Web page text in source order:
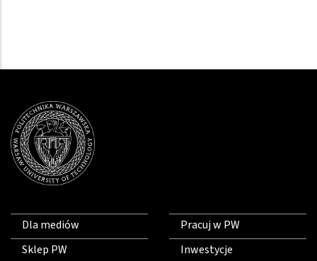
Dla mediów
Sklep PW
Pracuj w PW
Inwestycje